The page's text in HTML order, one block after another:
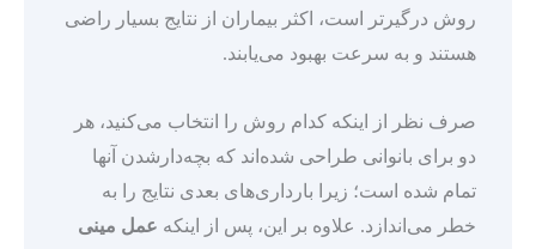
روش درگیرتر است، اکثر بیماران از نتایج بسیار راضی
هستند و به سرعت بهبود می‌یابند.
صرف نظر از اینکه کدام روش را انتخاب می‌کنید، هر
دو برای بانوانی طراحی شده‌اند که بچه‌دارشدن آنها
تمام شده است؛ زیرا بارداری‌های بعدی نتایج را به
خطر می‌اندازد. علاوه بر این، پس از اینکه عمل مینی